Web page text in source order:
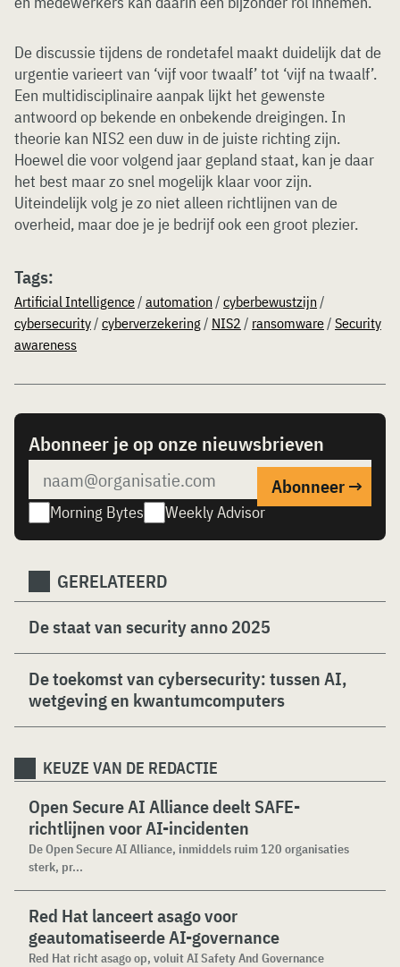
De discussie tijdens de rondetafel maakt duidelijk dat de
urgentie varieert van ‘vijf voor twaalf’ tot ‘vijf na twaalf’.
Een multidisciplinaire aanpak lijkt het gewenste
antwoord op bekende en onbekende dreigingen. In
theorie kan NIS2 een duw in de juiste richting zijn.
Hoewel die voor volgend jaar gepland staat, kan je daar
het best maar zo snel mogelijk klaar voor zijn.
Uiteindelijk volg je zo niet alleen richtlijnen van de
overheid, maar doe je je bedrijf ook een groot plezier.
Tags:
Artificial Intelligence/ automation / cyberbewustzijn /
cybersecurity/ cyberverzekering/ NIS2 / ransomware/ Security
awareness
Abonneer je op onze nieuwsbrieven
Morning Bytes Weekly Advisor
GERELATEERD
De staat van security anno 2025
De toekomst van cybersecurity: tussen AI,
wetgeving en kwantumcomputers
KEUZE VAN DE REDACTIE
Open Secure AI Alliance deelt SAFE-
richtlijnen voor AI-incidenten
De Open Secure AI Alliance, inmiddels ruim 120 organisaties
sterk, pr...
Red Hat lanceert asago voor
geautomatiseerde AI-governance
Red Hat richt asago op, voluit AI Safety And Governance